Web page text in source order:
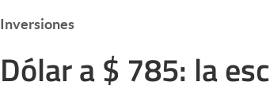
Clima
Inversiones
Dólar a $ 785: la